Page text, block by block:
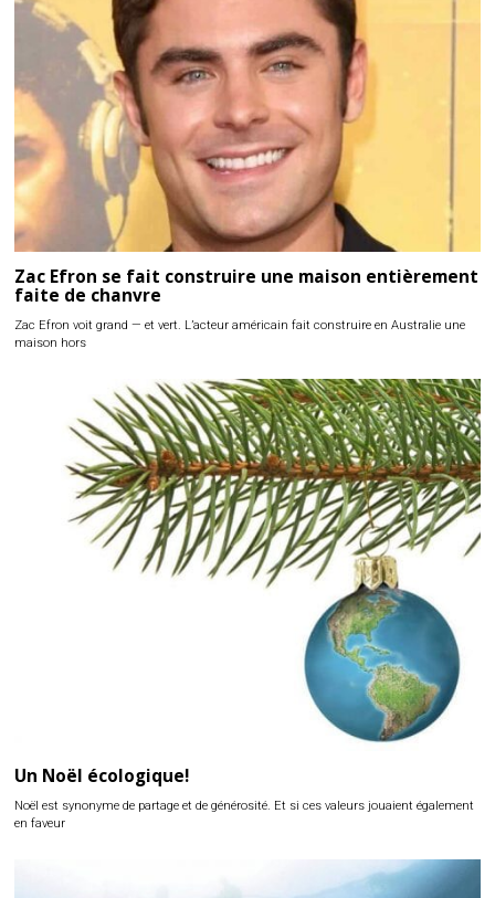
Zac Efron se fait construire une maison entièrement
faite de chanvre
Zac Efron voit grand — et vert. L’acteur américain fait construire en Australie une
maison hors
Un Noël écologique!
Noël est synonyme de partage et de générosité. Et si ces valeurs jouaient également
en faveur